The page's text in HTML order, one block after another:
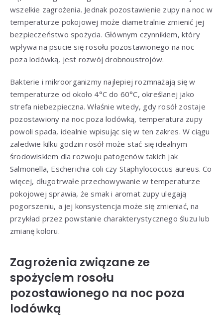
wszelkie zagrożenia. Jednak pozostawienie zupy na noc w
temperaturze pokojowej może diametralnie zmienić jej
bezpieczeństwo spożycia. Głównym czynnikiem, który
wpływa na psucie się rosołu pozostawionego na noc
poza lodówką, jest rozwój drobnoustrojów.
Bakterie i mikroorganizmy najlepiej rozmnażają się w
temperaturze od około 4°C do 60°C, określanej jako
strefa niebezpieczna. Właśnie wtedy, gdy rosół zostaje
pozostawiony na noc poza lodówką, temperatura zupy
powoli spada, idealnie wpisując się w ten zakres. W ciągu
zaledwie kilku godzin rosół może stać się idealnym
środowiskiem dla rozwoju patogenów takich jak
Salmonella, Escherichia coli czy Staphylococcus aureus. Co
więcej, długotrwałe przechowywanie w temperaturze
pokojowej sprawia, że smak i aromat zupy ulegają
pogorszeniu, a jej konsystencja może się zmieniać, na
przykład przez powstanie charakterystycznego śluzu lub
zmianę koloru.
Zagrożenia związane ze
spożyciem rosołu
pozostawionego na noc poza
lodówką